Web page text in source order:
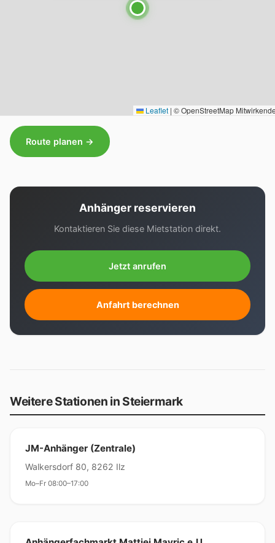
Leaflet | © OpenStreetMap
Route planen →
Anhänger reservieren
Kontaktieren Sie diese Mietstation direkt.
Jetzt anrufen
Anfahrt berechnen
Weitere Stationen in Steiermark
JM-Anhänger (Zentrale)
Walkersdorf 80, 8262 Ilz
Mo–Fr 08:00–17:00